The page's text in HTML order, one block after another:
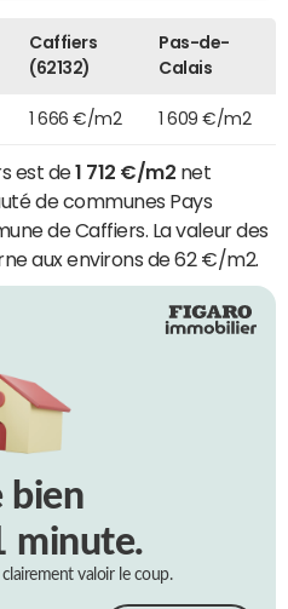
Caffiers
(62132)
Pas-de-
Calais
1 666 €/m2 1 609 €/m2
est de1 712 €/m2 net
de communes Pays
de Caffiers. La valeur des
aux environs de 62 €/m2.
bien
minute.
valoir le coup.